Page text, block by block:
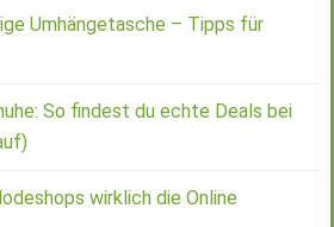
Umhängetasche – Tipps für
So findest du echte Deals bei
wirklich die Online